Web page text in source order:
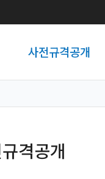
사전규격공개
격공개